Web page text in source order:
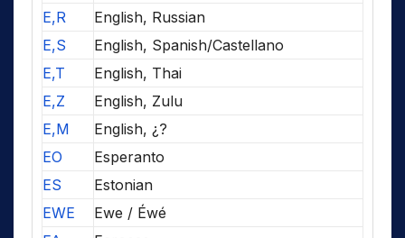
E,R
English, Russian
E,S
English, Spanish/Castellano
E,T
English, Thai
E,Z
English, Zulu
E,M
English, ¿?
EO
Esperanto
ES
Estonian
EWE
Ewe / Éwé